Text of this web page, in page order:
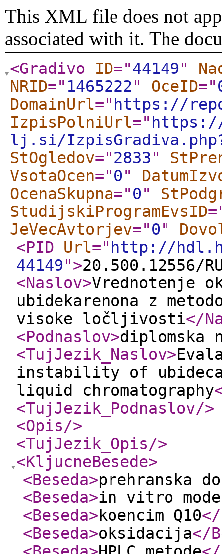
This XML file does not
associated with it. The
<Gradivo ID="44149"
NRID=" 1465222" OceID="
DomainUrl=" https://
IzpisPolniUrl="
lj.si/
StOgledov="2833"
VsotaOcen="0"
OcenaSkupna="0"
StudijskiProgramEvsID
JeVecAvtorjev="0"
<PID
Url=" http://
44149">20.500.12556/
<Naslov>Vrednotenje
ubidekarenona z
visoke ločljivosti</
<Podnaslov>diplomska
<TujJezik_Naslov>
instability of
liquid chromatography
<TujJezik_Podnaslov/>
<Opis/>
<TujJezik_Opis/>
<KljucneBesede>
<Beseda>prehranska
<Beseda>in vitro
<Beseda>koencim Q10</
<Beseda>oksidacija</